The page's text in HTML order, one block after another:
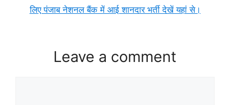
लिए पंजाब नेशनल बैंक में आई शानदार भर्ती देखें यहां से।
Leave a comment